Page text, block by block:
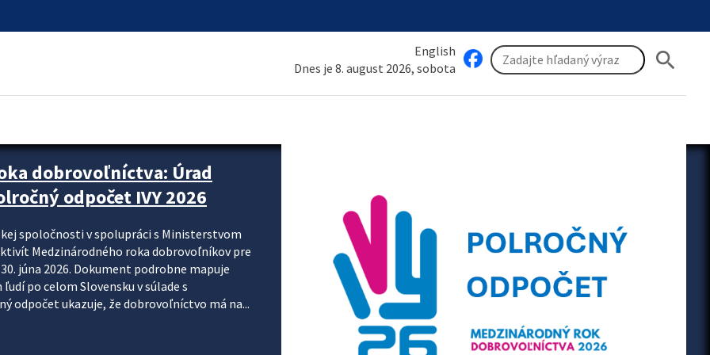
English
Dnes je 8. august 2026, sobota
search
krok za krokom
systému DPH a digitalizácie fakturačných
k tomu, aby sa elektronická faktúra stala
je priniesť jednoduchšie, rýchlejšie a
údajov, znížiť riziko chýb a podporiť
preto nepredstavuje...